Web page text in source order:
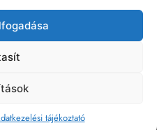
tájékoztató